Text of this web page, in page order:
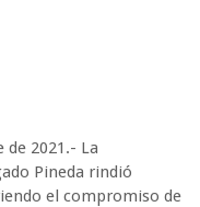
2021.- La
Pineda rindió
el compromiso de